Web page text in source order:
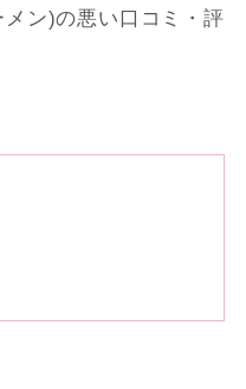
ン)の悪い口コミ・評